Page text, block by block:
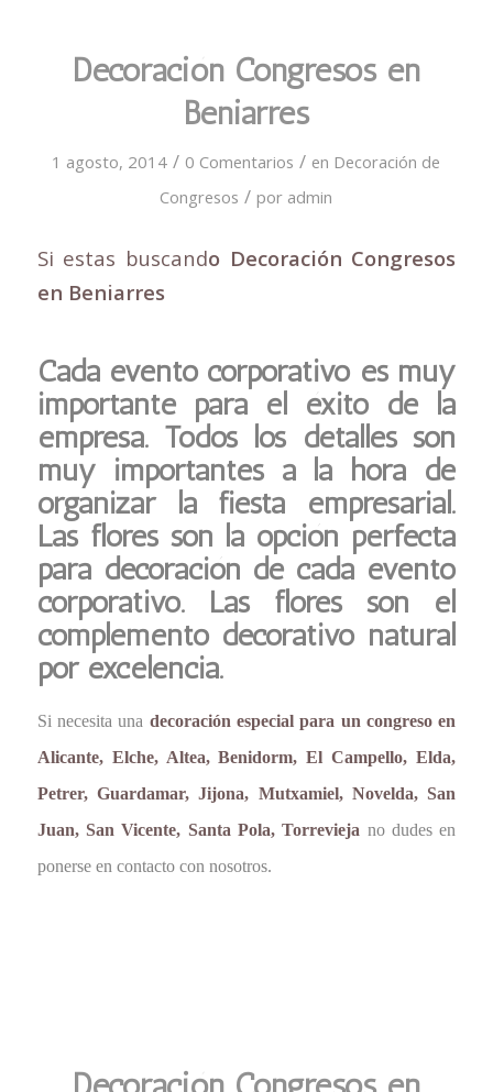
Decoración Congresos en
Beniarres
1 agosto, 2014 / 0 Comentarios / en Decoración de
Congresos / por admin
Si estas buscando Decoración Congresos
en Beniarres
Cada evento corporativo es muy
importante para el éxito de la
empresa. Todos los detalles son
muy importantes a la hora de
organizar la fiesta empresarial.
Las flores son la opción perfecta
para decoración de cada evento
corporativo. Las flores son el
complemento decorativo natural
por excelencia.
Si necesita una decoración especial para un congreso en
Alicante, Elche, Altea, Benidorm, El Campello, Elda,
Petrer, Guardamar, Jijona, Mutxamiel, Novelda, San
Juan, San Vicente, Santa Pola, Torrevieja no dudes en
ponerse en contacto con nosotros.